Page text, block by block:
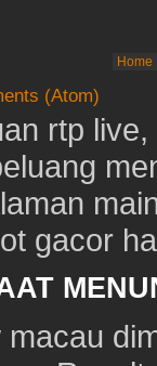
Home
(Atom)
rtp
gacor